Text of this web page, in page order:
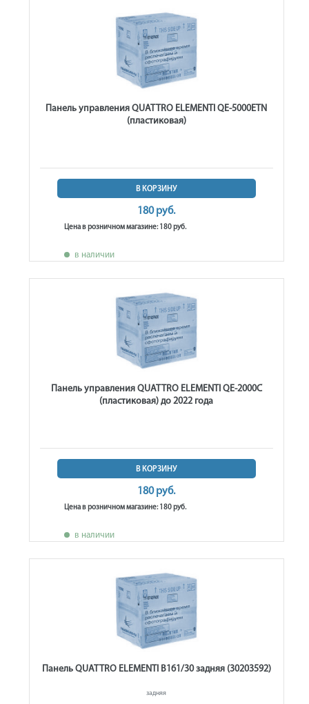
Панель управления QUATTRO ELEMENTI QE-5000ETN
(пластиковая)
В КОРЗИНУ
180 руб.
Цена в розничном магазине: 180 руб.
в наличии
Панель управления QUATTRO ELEMENTI QE-2000C
(пластиковая) до 2022 года
В КОРЗИНУ
180 руб.
Цена в розничном магазине: 180 руб.
в наличии
Панель QUATTRO ELEMENTI B161/30 задняя (30203592)
задняя